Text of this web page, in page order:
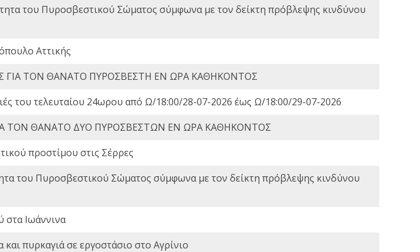
του Πυροσβεστικού Σώματος σύμφωνα με τον δείκτη πρόβλεψης κινδύνου
Αττικής
ΓΙΑ ΤΟΝ ΘΑΝΑΤΟ ΠΥΡΟΣΒΕΣΤΗ ΕΝ ΩΡΑ ΚΑΘΗΚΟΝΤΟΣ
του τελευταίου 24ωρου από Ω/18:00/28-07-2026 έως Ω/18:00/29-07-2026
ΤΟΝ ΘΑΝΑΤΟ ΔΥΟ ΠΥΡΟΣΒΕΣΤΩΝ ΕΝ ΩΡΑ ΚΑΘΗΚΟΝΤΟΣ
προστίμου στις Σέρρες
του Πυροσβεστικού Σώματος σύμφωνα με τον δείκτη πρόβλεψης κινδύνου
στα Ιωάννινα
πυρκαγιά σε εργοστάσιο στο Αγρίνιο